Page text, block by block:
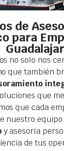
de
para
no solo nos
que también
que
que cada
nuestro
y asesoría
de tus